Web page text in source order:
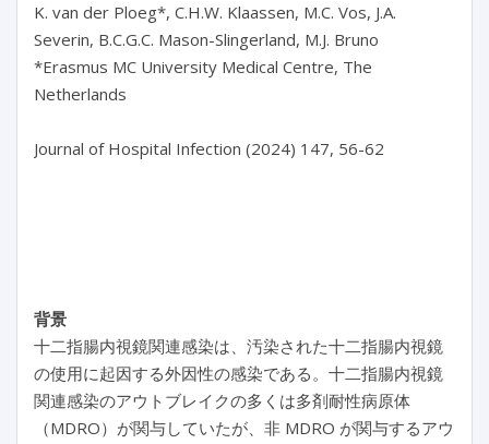
K. van der Ploeg*, C.H.W. Klaassen, M.C. Vos, J.A.
Severin, B.C.G.C. Mason-Slingerland, M.J. Bruno
*Erasmus MC University Medical Centre, The
Netherlands
Journal of Hospital Infection (2024) 147, 56-62
背景
十二指腸内視鏡関連感染は、汚染された十二指腸内視鏡
の使用に起因する外因性の感染である。十二指腸内視鏡
関連感染のアウトブレイクの多くは多剤耐性病原体
（MDRO）が関与していたが、非 MDRO が関与するアウ